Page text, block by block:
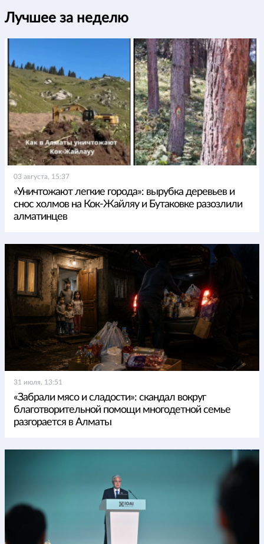
Лучшее за неделю
03 августа, 15:37
«Уничтожают легкие города»: вырубка деревьев и
снос холмов на Кок-Жайляу и Бутаковке разозлили
алматинцев
31 июля, 13:51
«Забрали мясо и сладости»: скандал вокруг
благотворительной помощи многодетной семье
разгорается в Алматы